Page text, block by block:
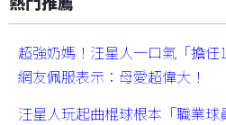
超強奶媽！汪星人一口氣「擔
網友佩服表示：母愛超偉大！
汪星人玩起曲棍球根本「職業